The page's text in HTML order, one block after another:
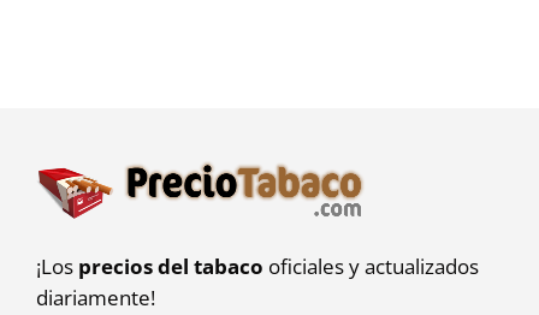
¡Los precios del tabaco oficiales y actualizados
diariamente!